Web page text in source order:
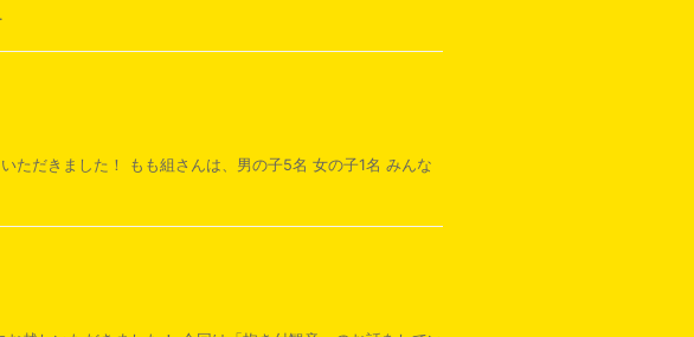
ただきました！ もも組さんは、男の子5名 女の子1名 みんな